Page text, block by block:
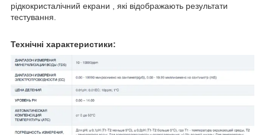
рідкокристалічний екрани , які відображають результати
тестування.
Технічні характеристики: